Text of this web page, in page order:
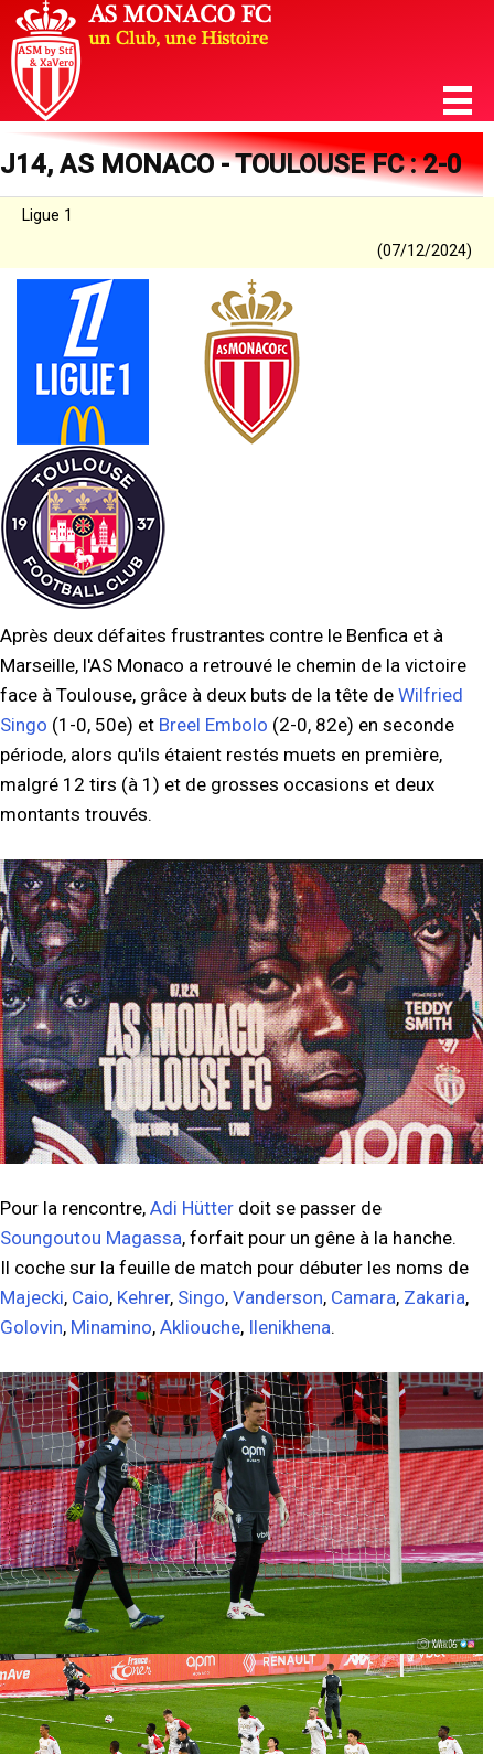
J14, AS MONACO - TOULOUSE FC : 2-0
Ligue 1
(07/12/2024)
Après deux défaites frustrantes contre le Benfica et à
Marseille, l'AS Monaco a retrouvé le chemin de la victoire
face à Toulouse, grâce à deux buts de la tête de Wilfried
Singo (1-0, 50e) et Breel Embolo (2-0, 82e) en seconde
période, alors qu'ils étaient restés muets en première,
malgré 12 tirs (à 1) et de grosses occasions et deux
montants trouvés.
Pour la rencontre, Adi Hütter doit se passer de
Soungoutou Magassa, forfait pour un gêne à la hanche.
Il coche sur la feuille de match pour débuter les noms de
Majecki, Caio, Kehrer, Singo, Vanderson, Camara, Zakaria,
Golovin, Minamino, Akliouche, Ilenikhena.